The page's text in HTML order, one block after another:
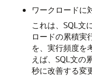
ワークロードに
これは、SQL文
ロードの累積実
を、実行頻度を
えば、SQL文の
秒に改善する変